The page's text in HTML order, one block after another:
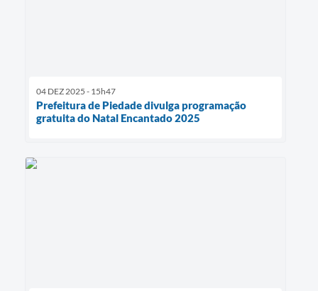
04 DEZ 2025 - 15h47
Prefeitura de Piedade divulga programação
gratuita do Natal Encantado 2025